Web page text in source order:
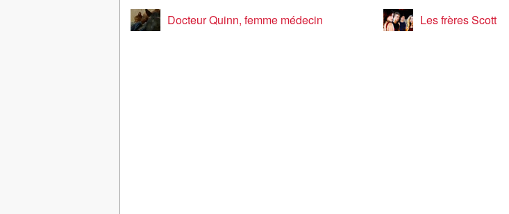
Docteur Quinn, femme médecin Les frères Scott